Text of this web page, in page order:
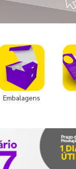
Embalagens